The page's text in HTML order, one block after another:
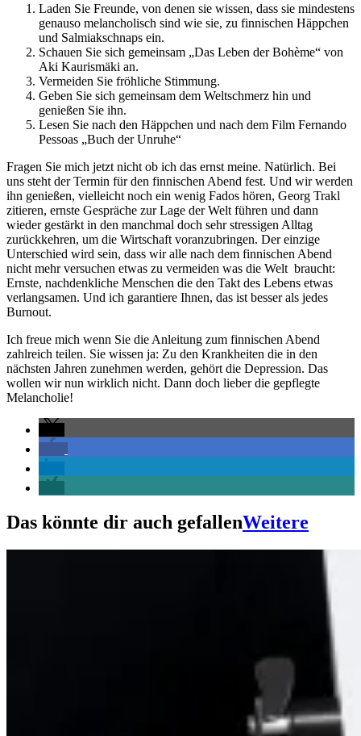
Laden Sie Freunde, von denen sie wissen, dass sie mindestens
genauso melancholisch sind wie sie, zu finnischen Häppchen
und Salmiakschnaps ein.
Schauen Sie sich gemeinsam „Das Leben der Bohème“ von
Aki Kaurismäki an.
Vermeiden Sie fröhliche Stimmung.
Geben Sie sich gemeinsam dem Weltschmerz hin und
genießen Sie ihn.
Lesen Sie nach den Häppchen und nach dem Film Fernando
Pessoas „Buch der Unruhe“
Fragen Sie mich jetzt nicht ob ich das ernst meine. Natürlich. Bei
uns steht der Termin für den finnischen Abend fest. Und wir werden
ihn genießen, vielleicht noch ein wenig Fados hören, Georg Trakl
zitieren, ernste Gespräche zur Lage der Welt führen und dann
wieder gestärkt in den manchmal doch sehr stressigen Alltag
zurückkehren, um die Wirtschaft voranzubringen. Der einzige
Unterschied wird sein, dass wir alle nach dem finnischen Abend
nicht mehr versuchen etwas zu vermeiden was die Welt braucht:
Ernste, nachdenkliche Menschen die den Takt des Lebens etwas
verlangsamen. Und ich garantiere Ihnen, das ist besser als jedes
Burnout.
Ich freue mich wenn Sie die Anleitung zum finnischen Abend
zahlreich teilen. Sie wissen ja: Zu den Krankheiten die in den
nächsten Jahren zunehmen werden, gehört die Depression. Das
wollen wir nun wirklich nicht. Dann doch lieber die gepflegte
Melancholie!
Das könnte dir auch gefallenWeitere